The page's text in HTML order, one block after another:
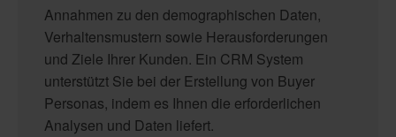
Annahmen zu den demographischen Daten,
Verhaltensmustern sowie Herausforderungen
und Ziele Ihrer Kunden. Ein CRM System
unterstützt Sie bei der Erstellung von Buyer
Personas, indem es Ihnen die erforderlichen
Analysen und Daten liefert.